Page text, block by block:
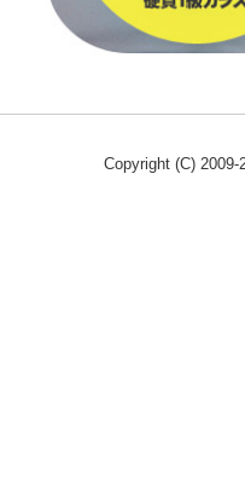
Copyright (C)